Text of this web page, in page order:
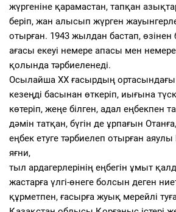
жүргеніне қарамастан, тапқан
беріп, жан алысып жүрген
отырған. 1943 жылдан бастап, өзінен
ағасы екеуі немере апасы мен
қолында тәрбиеленеді.
Осылайша XX ғасырдың
кезеңді басынан өткеріп, иығына
көтеріп, жеңе білген, адал еңбекпен
дәмін татқан, бүгін де ұрпағын
еңбек етуге тәрбиелеп отырған
яғни,
тыл ардагерлерінің еңбегін ұмыт
жастарға үлгі-өнеге болсын деген
құрметпен, ғасырға жуық мерейлі